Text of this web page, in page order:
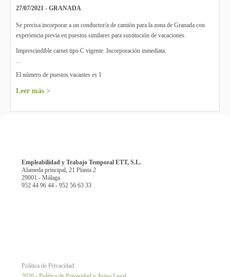
27/07/2021 - GRANADA
Se precisa incorporar a un conductor/a de camión para la zona de Granada con
experiencia previa en puestos similares para sustitución de vacaciones.
Imprescindible carnet tipo C vigente. Incorporación inmediata.
...
El número de puestos vacantes es 1
Leer más >
Empleabilidad y Trabajo Temporal ETT, S.L.
Alameda principal, 21 Planta 2
29001 - Málaga
952 44 96 44 - 952 56 63 33
Política de Privacidad: